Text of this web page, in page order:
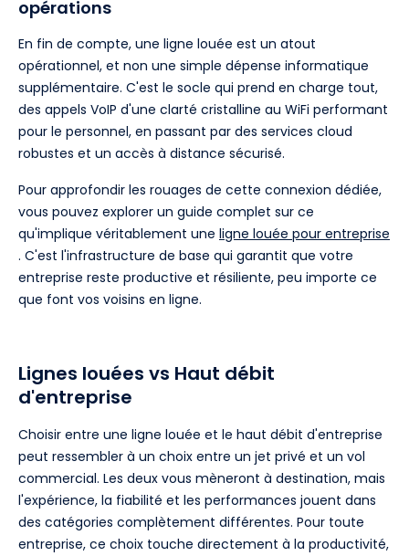
opérations
En fin de compte, une ligne louée est un atout
opérationnel, et non une simple dépense informatique
supplémentaire. C'est le socle qui prend en charge tout,
des appels VoIP d'une clarté cristalline au WiFi performant
pour le personnel, en passant par des services cloud
robustes et un accès à distance sécurisé.
Pour approfondir les rouages de cette connexion dédiée,
vous pouvez explorer un guide complet sur ce
qu'implique véritablement une ligne louée pour entreprise
. C'est l'infrastructure de base qui garantit que votre
entreprise reste productive et résiliente, peu importe ce
que font vos voisins en ligne.
Lignes louées vs Haut débit
d'entreprise
Choisir entre une ligne louée et le haut débit d'entreprise
peut ressembler à un choix entre un jet privé et un vol
commercial. Les deux vous mèneront à destination, mais
l'expérience, la fiabilité et les performances jouent dans
des catégories complètement différentes. Pour toute
entreprise, ce choix touche directement à la productivité,